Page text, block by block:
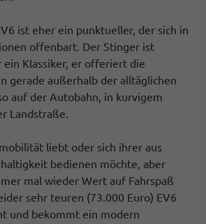
ist eher ein punktueller, der sich in
offenbart. Der Stinger ist
ein Klassiker, er offeriert die
gerade außerhalb der alltäglichen
auf der Autobahn, in kurvigem
Landstraße.
liebt oder sich ihrer aus
bedienen möchte, aber
mal wieder Wert auf Fahrspaß
sehr teuren (73.000 Euro) EV6
und bekommt ein modern